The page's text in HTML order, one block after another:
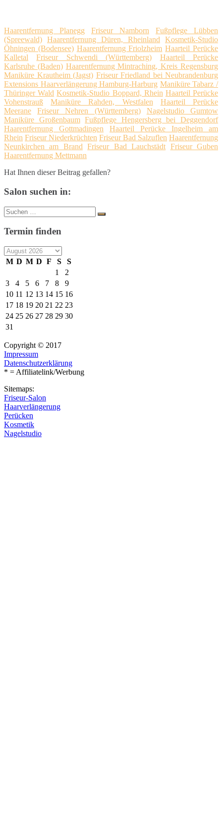
Haarentfernung Planegg Friseur Namborn
Fußpflege Lübben
(Spreewald) Haarentfernung Düren, Rheinland
Kosmetik-Studio
Öhningen (Bodensee) Haarentfernung Friolzheim Haarteil Perücke
Kalletal
Friseur Schwendi (Württemberg)
Haarteil Perücke
Karlsruhe (Baden) Haarentfernung Mintraching, Kreis Regensburg
Maniküre Krautheim (Jagst) Friseur Friedland bei Neubrandenburg
Extensions Haarverlängerung Hamburg-Harburg Maniküre Tabarz /
Thüringer Wald Kosmetik-Studio Boppard, Rhein Haarteil Perücke
Vohenstrauß
Maniküre Rahden, Westfalen
Haarteil Perücke
Meerane
Friseur Nehren (Württemberg)
Nagelstudio Gumtow
Maniküre Großenbaum Fußpflege Hengersberg bei Deggendorf
Haarentfernung Gottmadingen
Haarteil Perücke Ingelheim am
Rhein Friseur Niederkrüchten Friseur Bad Salzuflen Haarentfernung
Neunkirchen am Brand
Friseur Bad Lauchstädt Friseur Guben
Haarentfernung Mettmann
Hat Ihnen dieser Beitrag gefallen?
Salon suchen in:
Suche
nach:
Suchen
Termin finden
M D M D F S
S
1
2
3
4 5 6 7 8
9
10 11 12 13 14 15 16
17 18 19 20 21 22 23
24 25 26 27 28 29 30
31
Copyright © 2017
Impressum
Datenschutzerklärung
* = Affiliatelink/Werbung
Sitemaps:
Friseur-Salon
Haarverlängerung
Perücken
Kosmetik
Nagelstudio